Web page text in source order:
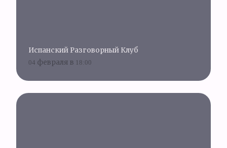
Испанский Разговорный Клуб
04 февраля в 18:00